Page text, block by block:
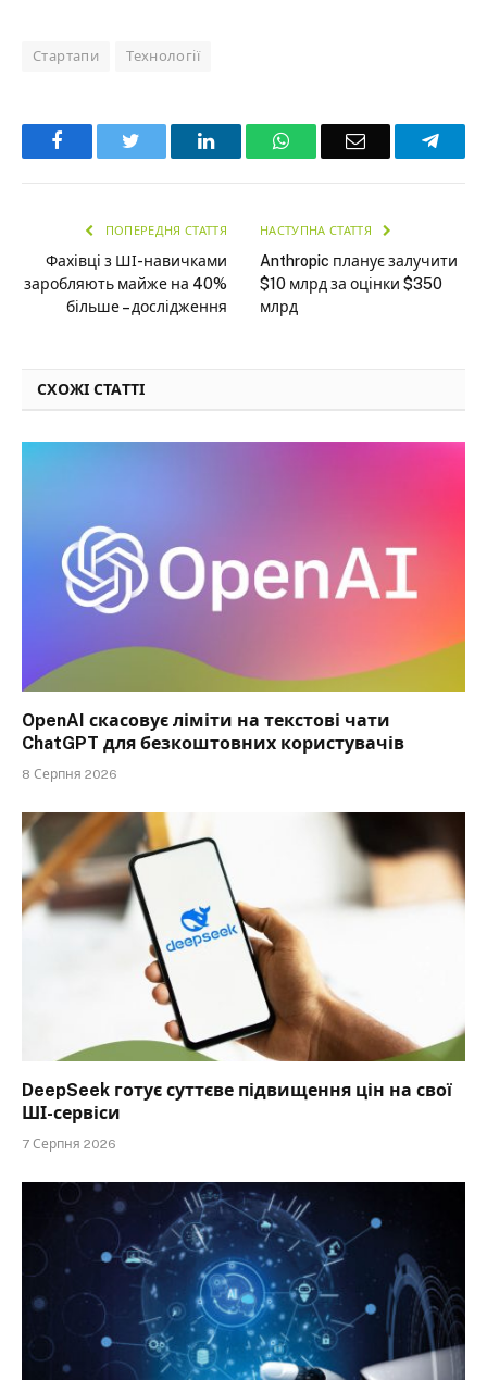
Стартапи Технології
Facebook LinkedInWhatsAppEmail
ПОПЕРЕДНЯ СТАТТЯ
Фахівці з ШІ-навичками
заробляють майже на 40%
більше – дослідження
НАСТУПНА СТАТТЯ
Anthropic планує залучити
$10 млрд за оцінки $350
млрд
СХОЖІ СТАТТІ
OpenAI скасовує ліміти на текстові чати
ChatGPT для безкоштовних користувачів
8 Серпня 2026
DeepSeek готує суттєве підвищення цін на свої
ШІ-сервіси
7 Серпня 2026